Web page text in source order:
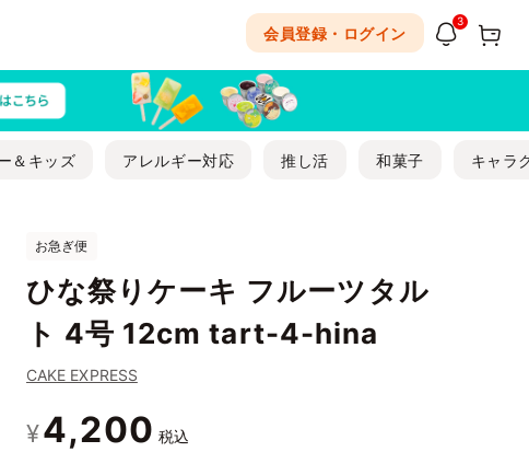
会員登録・ログイン
3
＆キッズ アレルギー対応 推し活 和菓子 キャラ
お急ぎ便
ひな祭りケーキ フルーツタル
ト 4号 12cm tart-4-hina
CAKE EXPRESS
¥4,200 税込